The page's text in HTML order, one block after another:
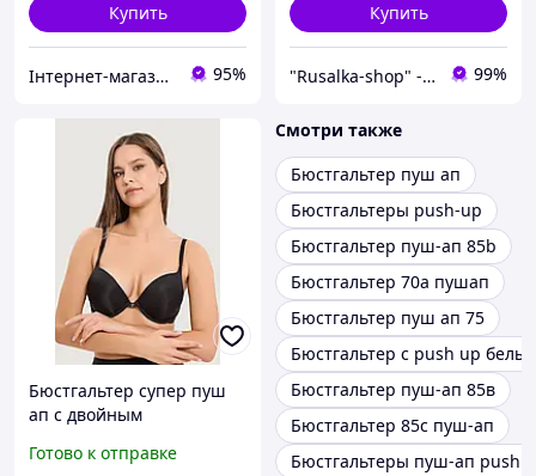
Купить
Інтернет-магазин товарів для дому "The Rechi" 95%
Купить
"Rusalka-shop" - інтернет магазин спідньої жіночої білизни 99%
Бюстгальтер супер пуш
ап с двойным
Чёрный (Nero) (95372)
Готово к отправке
Смотри также
Бюстгальтер пуш ап
Бюстгальтеры push-up
Бюстгальтер пуш-ап 85b
Бюстгальтер 70а пушап
Бюстгальтер пуш ап 75
Бюстгальтер с push up
Бюстгальтер пуш-ап 85в
Бюстгальтер 85с пуш-ап
Бюстгальтеры пуш-ап push